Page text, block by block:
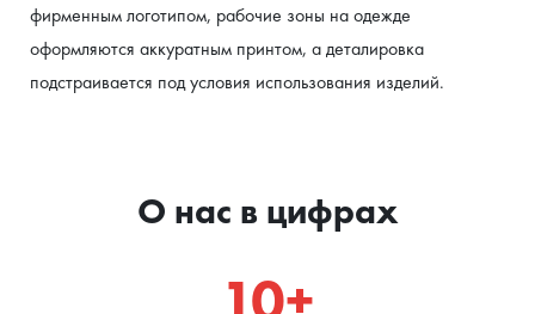
фирменным логотипом, рабочие зоны на одежде
оформляются аккуратным принтом, а деталировка
подстраивается под условия использования изделий.
О нас в цифрах